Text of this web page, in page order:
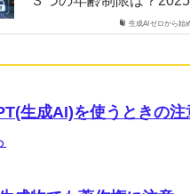
生成AIゼロから始
生成AI)を使うときの注